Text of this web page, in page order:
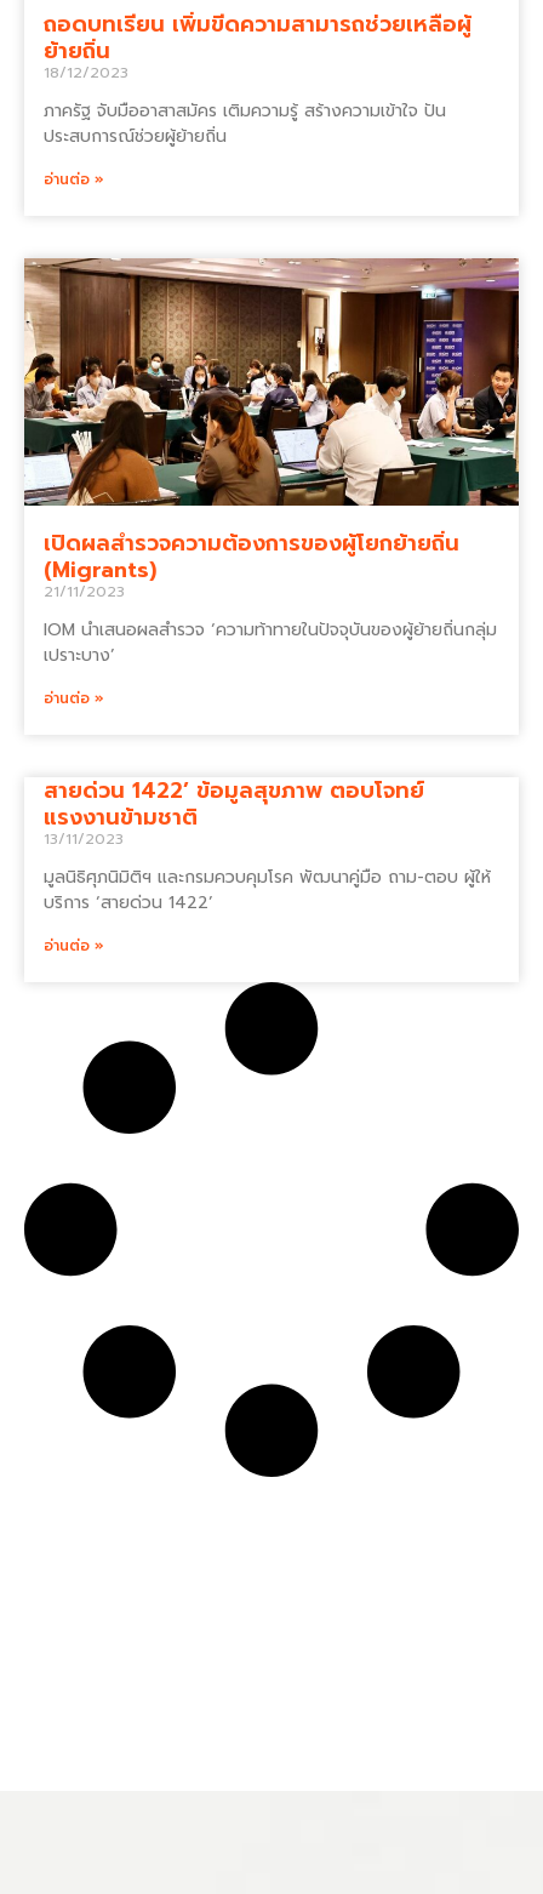
ถอดบทเรียน เพิ่มขีดความสามารถช่วยเหลือผู้
ย้ายถิ่น
18/12/2023
ภาครัฐ จับมืออาสาสมัคร เติมความรู้ สร้างความเข้าใจ ปัน
ประสบการณ์ช่วยผู้ย้ายถิ่น
อ่านต่อ »
เปิดผลสำรวจความต้องการของผู้โยกย้ายถิ่น
(Migrants)
21/11/2023
IOM นำเสนอผลสำรวจ ‘ความท้าทายในปัจจุบันของผู้ย้ายถิ่นกลุ่ม
เปราะบาง’
อ่านต่อ »
สายด่วน 1422’ ข้อมูลสุขภาพ ตอบโจทย์
แรงงานข้ามชาติ
13/11/2023
มูลนิธิศุภนิมิติฯ และกรมควบคุมโรค พัฒนาคู่มือ ถาม-ตอบ ผู้ให้
บริการ ‘สายด่วน 1422’
อ่านต่อ »